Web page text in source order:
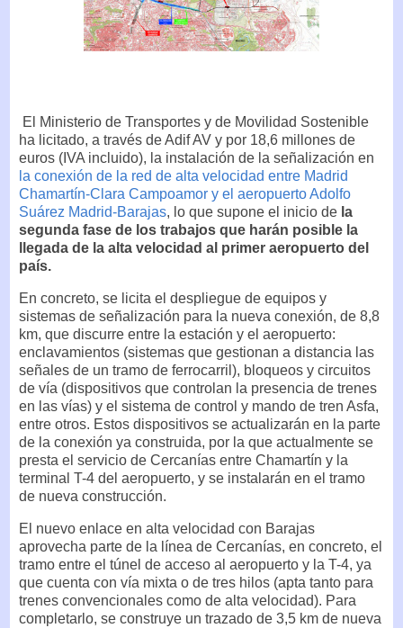
El Ministerio de Transportes y de Movilidad Sostenible
ha licitado, a través de Adif AV y por 18,6 millones de
euros (IVA incluido), la instalación de la señalización en
la conexión de la red de alta velocidad entre Madrid
Chamartín-Clara Campoamor y el aeropuerto Adolfo
Suárez Madrid-Barajas, lo que supone el inicio de la
segunda fase de los trabajos que harán posible la
llegada de la alta velocidad al primer aeropuerto del
país.
En concreto, se licita el despliegue de equipos y
sistemas de señalización para la nueva conexión, de 8,8
km, que discurre entre la estación y el aeropuerto:
enclavamientos (sistemas que gestionan a distancia las
señales de un tramo de ferrocarril), bloqueos y circuitos
de vía (dispositivos que controlan la presencia de trenes
en las vías) y el sistema de control y mando de tren Asfa,
entre otros. Estos dispositivos se actualizarán en la parte
de la conexión ya construida, por la que actualmente se
presta el servicio de Cercanías entre Chamartín y la
terminal T-4 del aeropuerto, y se instalarán en el tramo
de nueva construcción.
El nuevo enlace en alta velocidad con Barajas
aprovecha parte de la línea de Cercanías, en concreto, el
tramo entre el túnel de acceso al aeropuerto y la T-4, ya
que cuenta con vía mixta o de tres hilos (apta tanto para
trenes convencionales como de alta velocidad). Para
completarlo, se construye un trazado de 3,5 km de nueva